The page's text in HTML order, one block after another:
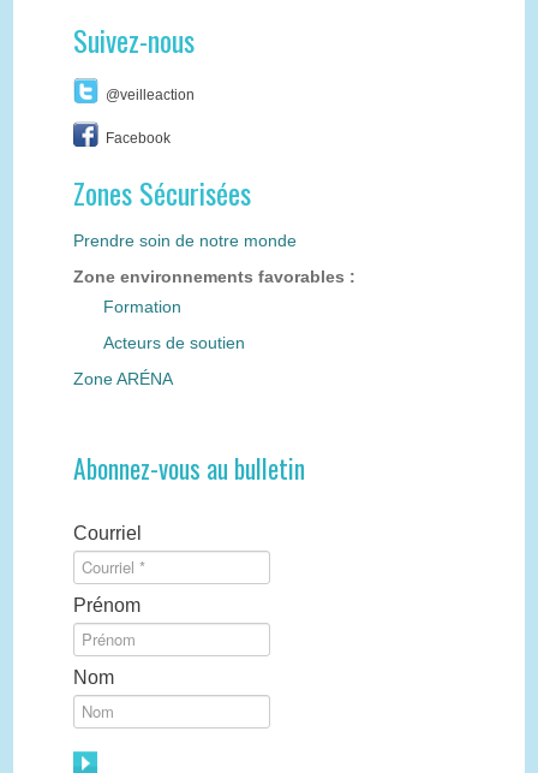
Suivez-nous
@veilleaction
Facebook
Zones Sécurisées
Prendre soin de notre monde
Zone environnements favorables :
Formation
Acteurs de soutien
Zone ARÉNA
Abonnez-vous au bulletin
Courriel
Prénom
Nom